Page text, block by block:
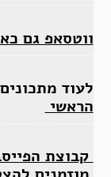
ווטסאפ גם
לעוד
הראשי
קבוצת